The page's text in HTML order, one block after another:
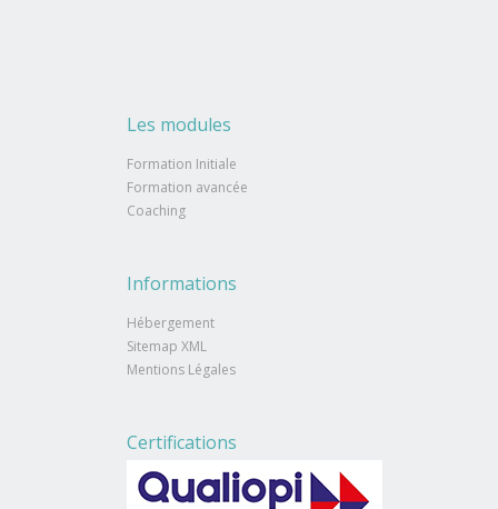
Les modules
Formation Initiale
Formation avancée
Coaching
Informations
Hébergement
Sitemap XML
Mentions Légales
Certifications